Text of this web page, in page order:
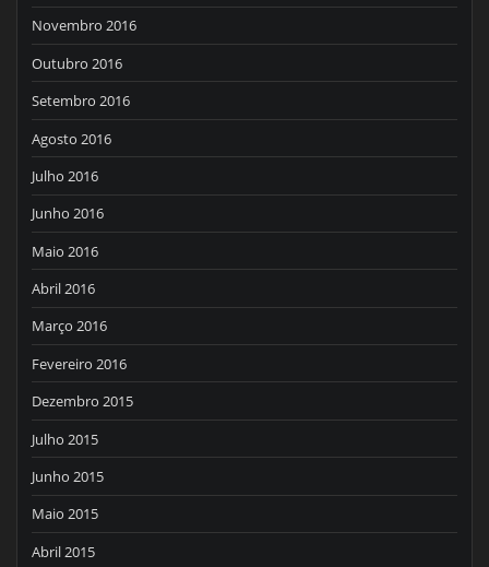
Novembro 2016
Outubro 2016
Setembro 2016
Agosto 2016
Julho 2016
Junho 2016
Maio 2016
Abril 2016
Março 2016
Fevereiro 2016
Dezembro 2015
Julho 2015
Junho 2015
Maio 2015
Abril 2015